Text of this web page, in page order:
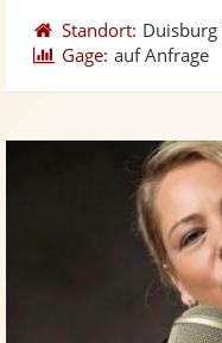
Standort: Duisburg
Gage: auf Anfrage